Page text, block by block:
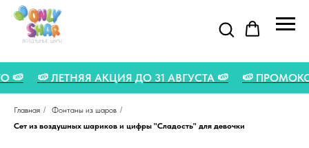
🍉 🍉 ЛЕТНЯЯ АКЦИЯ ДО 31 АВГУСТА 🍉 🍉
Главная / Фонтаны из шаров /
Сет из воздушных шариков и цифры "Сладость" для девочки